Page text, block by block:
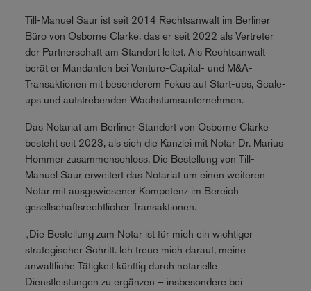
Till-Manuel Saur ist seit 2014 Rechtsanwalt im Berliner
Büro von Osborne Clarke, das er seit 2022 als Vertreter
der Partnerschaft am Standort leitet. Als Rechtsanwalt
berät er Mandanten bei Venture-Capital- und M&A-
Transaktionen mit besonderem Fokus auf Start-ups, Scale-
ups und aufstrebenden Wachstumsunternehmen.
Das Notariat am Berliner Standort von Osborne Clarke
besteht seit 2023, als sich die Kanzlei mit Notar Dr. Marius
Hommer zusammenschloss. Die Bestellung von Till-
Manuel Saur erweitert das Notariat um einen weiteren
Notar mit ausgewiesener Kompetenz im Bereich
gesellschaftsrechtlicher Transaktionen.
„Die Bestellung zum Notar ist für mich ein wichtiger
strategischer Schritt. Ich freue mich darauf, meine
anwaltliche Tätigkeit künftig durch notarielle
Dienstleistungen zu ergänzen – insbesondere bei